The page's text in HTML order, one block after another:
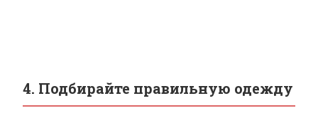
4. Подбирайте правильную одежду